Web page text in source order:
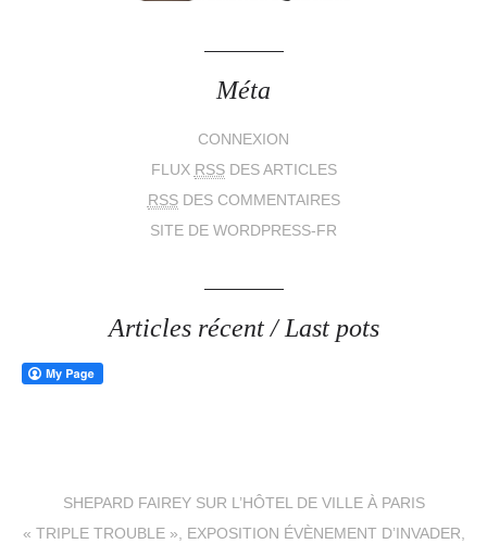
Méta
CONNEXION
FLUX RSSDES ARTICLES
RSSDES COMMENTAIRES
SITE DE WORDPRESS-FR
Articles récent / Last pots
SHEPARD FAIREY SUR L’HÔTEL DE VILLE À PARIS
« TRIPLE TROUBLE », EXPOSITION ÉVÈNEMENT D’INVADER,